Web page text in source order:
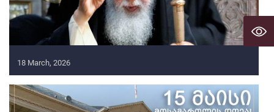
18 March, 2026